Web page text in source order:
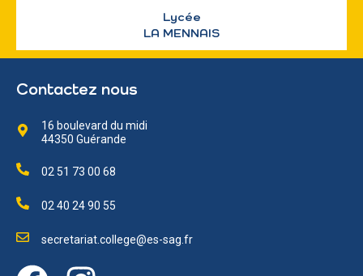
Lycée
LA MENNAIS
Contactez nous
16 boulevard du midi
44350 Guérande
02 51 73 00 68
02 40 24 90 55
secretariat.college@es-sag.fr